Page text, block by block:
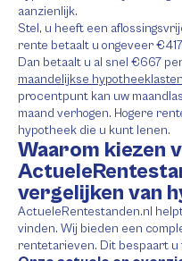
aanzienlijk.
Stel, u heeft een
rente betaalt u ongeveer
Dan betaalt u al snel €667
maandelijkse hypotheeklasten
procentpunt kan uw
maand verhogen. Hogere
hypotheek die u kunt lenen.
Waarom kiezen
vergelijken van
ActueleRentestanden.nl
vinden. Wij bieden een
rentetarieven. Dit bespaart